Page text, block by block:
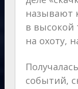
называют
в высокой
на охоту,
событий,